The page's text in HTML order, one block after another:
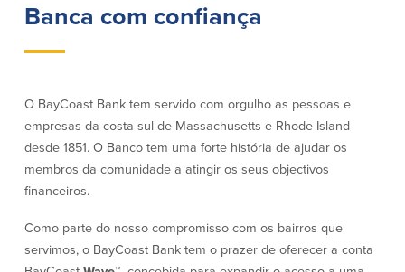
Pagamentos de empréstimos online
Partners Insurance
Cartão Multibanco/Débito
Caixas automáticas interactivas (ITM)
Cofres de segurança
Câmbio de moeda estrangeira
Empresas
Banca com confiança
O BayCoast Bank tem servido com orgulho as pessoas e
empresas da costa sul de Massachusetts e Rhode Island
desde 1851. O Banco tem uma forte história de ajudar os
membros da comunidade a atingir os seus objectivos
financeiros.
Como parte do nosso compromisso com os bairros que
servimos, o BayCoast Bank tem o prazer de oferecer a conta